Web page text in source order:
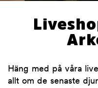
Häng med på våra
allt om de senaste